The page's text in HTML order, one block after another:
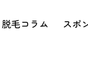
脱毛コラム スポ